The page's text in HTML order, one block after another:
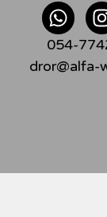
054-
dror@alfa-